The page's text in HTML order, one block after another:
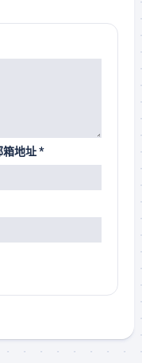
箱地址*